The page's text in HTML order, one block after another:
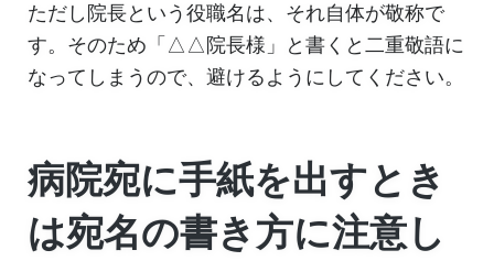
ただし院長という役職名は、それ自体が敬称で
す。そのため「△△院長様」と書くと二重敬語に
なってしまうので、避けるようにしてください。
病院宛に手紙を出すとき
は宛名の書き方に注意し